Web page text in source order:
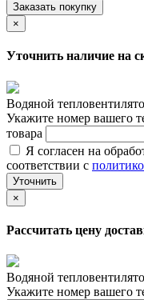
Заказать покупку
×
Уточнить наличие на
Водяной
Укажите номер вашего
товара
Я согласен на
соответствии с
Уточнить
×
Рассчитать цену
Водяной
Укажите номер вашего